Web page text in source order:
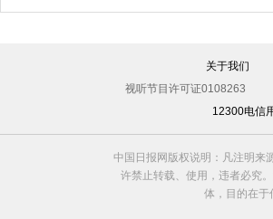
关于我们
视听节目许可证0108263
12300电信
中国日报网版权说明：凡注明来
许禁止转载、使用，违者必究
体，目的在于